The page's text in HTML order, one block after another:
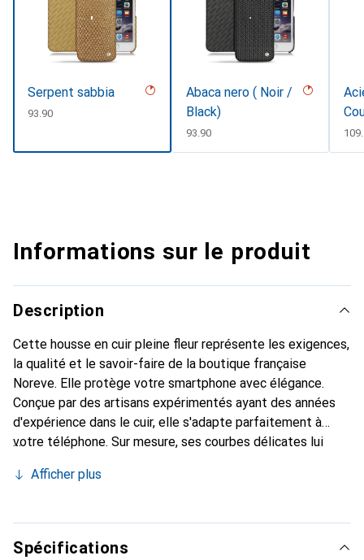
Serpent sabbia
CHF
93.90
Abaca nero ( Noir /
Black)
CHF
93.90 CHF
Informations sur le produit
Description
Cette housse en cuir pleine fleur représente les exigences,
la qualité et le savoir-faire de la boutique française
Noreve. Elle protège votre smartphone avec élégance.
Conçue par des artisans expérimentés ayant des années
d'expérience dans le cuir, elle s'adapte parfaitement à
votre téléphone. Sur mesure, ses courbes délicates lui
l'accessoire chic et indispensable pour votre smartphone.
haute qualité, la marque Noreve est un choix fiable pour
une clientèle exigeante.
Afficher plus
Spécifications